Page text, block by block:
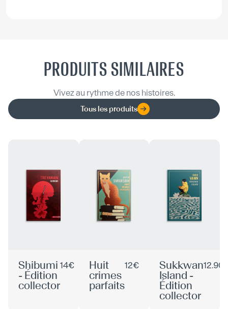
PRODUITS SIMILAIRES
Vivez au rythme de nos histoires.
Tous les produits
Shibumi
- Édition
collector
14€
Huit
crimes
parfaits
12€
Sukkwan
Island -
Édition
collector